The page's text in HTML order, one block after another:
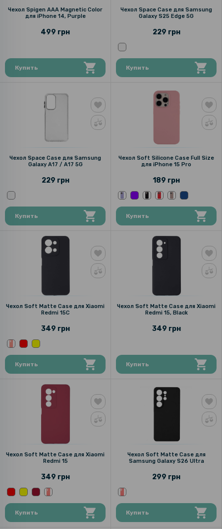
Чехол Spigen AAA Magnetic Color
для iPhone 14, Purple
499 грн
Купить
Чехол Space Case для Samsung
Galaxy S25 Edge 5G
229 грн
Купить
Чехол Space Case для Samsung
Galaxy A17 / A17 5G
229 грн
Купить
Чехол Soft Silicone Case Full Size
для iPhone 15 Pro
189 грн
Купить
Чехол Soft Matte Case для Xiaomi
Redmi 15C
349 грн
Купить
Чехол Soft Matte Case для Xiaomi
Redmi 15, Black
349 грн
Купить
Чехол Soft Matte Case для Xiaomi
Redmi 15
349 грн
Купить
Чехол Soft Matte Case для
Samsung Galaxy S26 Ultra
299 грн
Купить